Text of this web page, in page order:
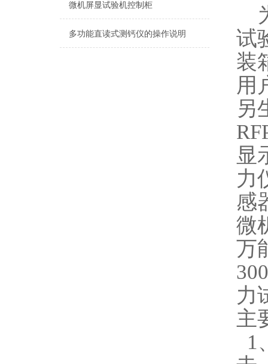
微机屏显试验机控制柜
多功能直读式测钙仪的操作说明
试
装
用
另
显
力
感
微
万
力
主
1